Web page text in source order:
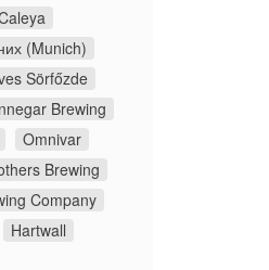
(Munich)
Sörfőzde
Brewing
Omnivar
Brewing
Company
Hartwall